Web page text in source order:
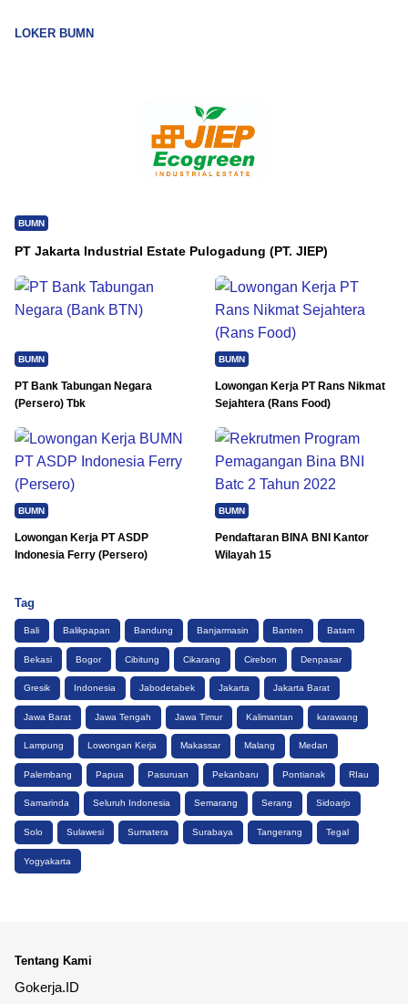
LOKER BUMN
BUMN
PT Jakarta Industrial Estate Pulogadung (PT. JIEP)
BUMN
PT Bank Tabungan Negara
(Persero) Tbk
BUMN
Lowongan Kerja PT Rans Nikmat
Sejahtera (Rans Food)
BUMN
Lowongan Kerja PT ASDP
Indonesia Ferry (Persero)
BUMN
Pendaftaran BINA BNI Kantor
Wilayah 15
Tag
Bali Balikpapan Bandung Banjarmasin Banten Batam
Bekasi Bogor Cibitung Cikarang Cirebon Denpasar
Gresik Indonesia Jabodetabek Jakarta Jakarta Barat
Jawa Barat Jawa Tengah Jawa Timur Kalimantan karawang
Lampung Lowongan Kerja Makassar Malang Medan
Palembang Papua Pasuruan Pekanbaru Pontianak RIau
Samarinda Seluruh Indonesia Semarang Serang Sidoarjo
Solo Sulawesi Sumatera Surabaya Tangerang Tegal
Yogyakarta
Tentang Kami
Gokerja.ID